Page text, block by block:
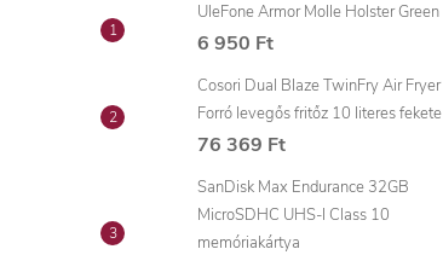
UleFone Armor Molle Holster Green
6 950 Ft
Cosori Dual Blaze TwinFry Air Fryer
Forró levegős fritőz 10 literes fekete
76 369 Ft
SanDisk Max Endurance 32GB
MicroSDHC UHS-I Class 10
memóriakártya